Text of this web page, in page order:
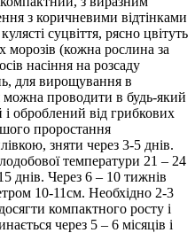
з коричневими відтінками
суцвіття, рясно цвітуть
морозів (кожна рослина за
насіння на розсаду
для вирощування в
можна проводити в будь-який
оброблений від грибкових
проростання
зняти через 3-5 днів.
температури 21 – 24
днів. Через 6 – 10 тижнів
10-11см. Необхідно 2-3
компактного росту і
через 5 – 6 місяців і